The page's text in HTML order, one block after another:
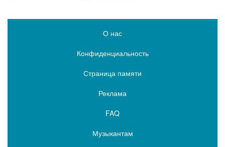
О нас
Конфиденциальность
Страница памяти
Реклама
FAQ
Музыкантам